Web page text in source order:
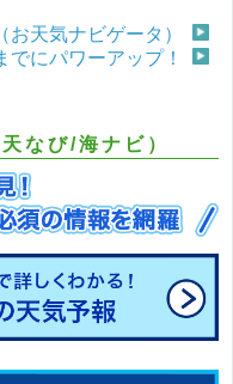
天気ナビゲータ）
にパワーアップ！
なび/海ナビ）